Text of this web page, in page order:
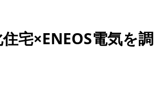
宅×ENEOS電気を調